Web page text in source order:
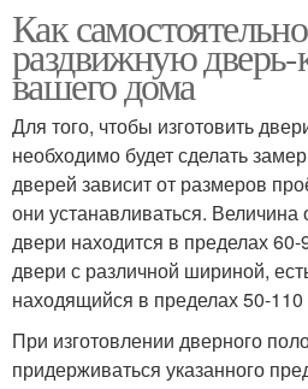
Как
раздвижную дверь-
вашего дома
Для того, чтобы изготовить
необходимо будет сделать
дверей зависит от размеров
они устанавливаться.
двери находится в пределах
двери с различной шириной,
находящийся в пределах 50-110
При изготовлении дверного
придерживаться указанного